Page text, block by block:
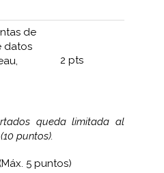
de
datos
2 pts
queda limitada al
puntos).
5 puntos)